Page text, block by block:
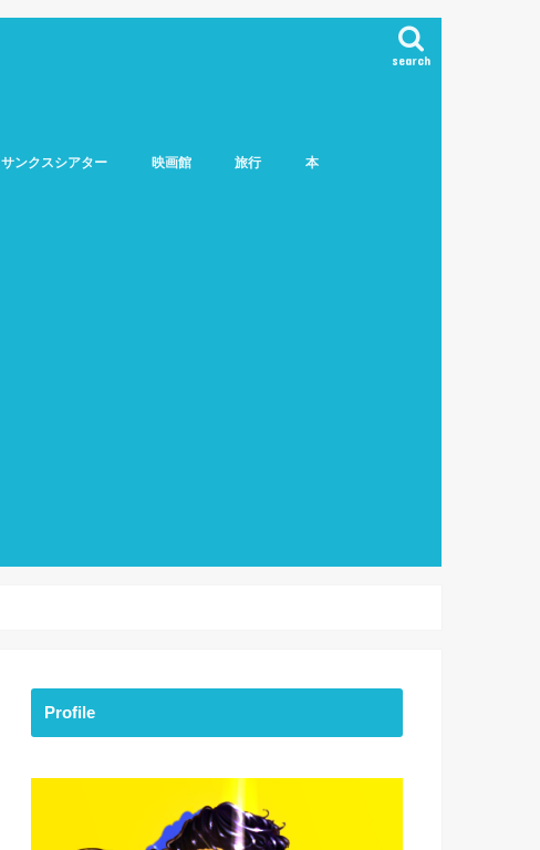
search
サンクスシアター 映画館 旅行 本
Profile